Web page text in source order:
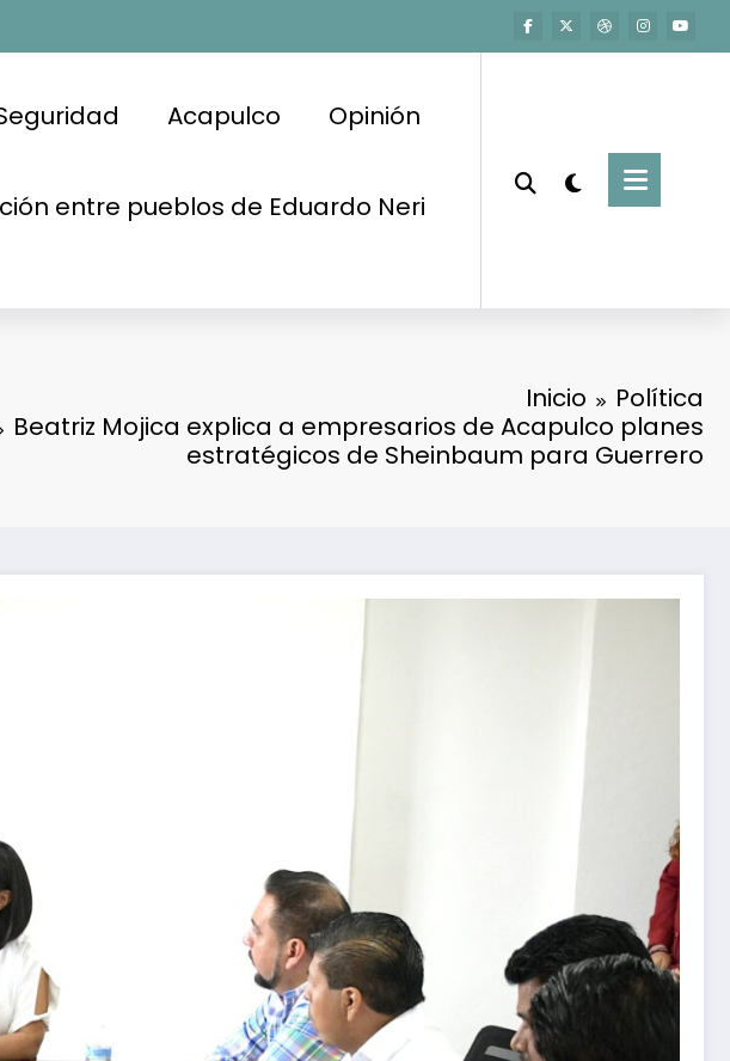
Acapulco Opinión
entre pueblos de Eduardo Neri
Inicio
Política
Beatriz Mojica explica a empresarios de Acapulco planes
estratégicos de Sheinbaum para Guerrero